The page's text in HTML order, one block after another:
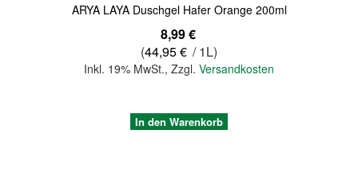
ARYA LAYA Duschgel Hafer Orange 200ml
8,99 €
(44,95 € / 1L)
Inkl. 19% MwSt., Zzgl. Versandkosten
In den Warenkorb